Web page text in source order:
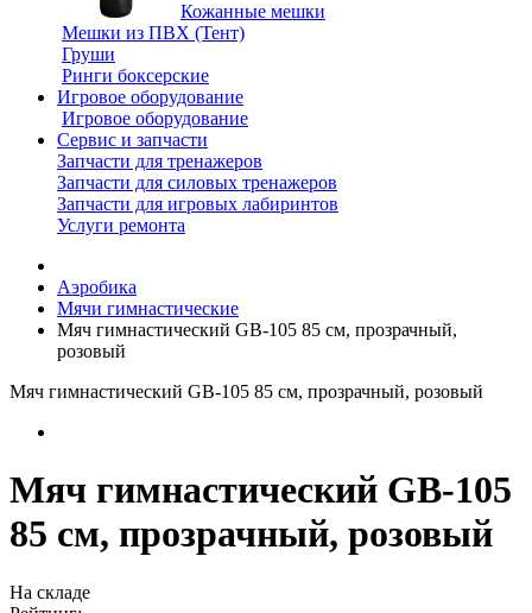
Кожанные мешки
Мешки из ПВХ (Тент)
Груши
Ринги боксерские
Игровое оборудование
Игровое оборудование
Сервис и запчасти
Запчасти для тренажеров
Запчасти для силовых тренажеров
Запчасти для игровых лабиринтов
Услуги ремонта
Аэробика
Мячи гимнастические
Мяч гимнастический GB-105 85 см, прозрачный,
розовый
Мяч гимнастический GB-105 85 см, прозрачный, розовый
Мяч гимнастический GB-105
85 см, прозрачный, розовый
На складе